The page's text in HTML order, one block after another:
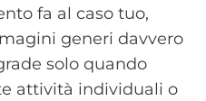
fa al caso tuo,
generi davvero
solo quando
attività individuali o